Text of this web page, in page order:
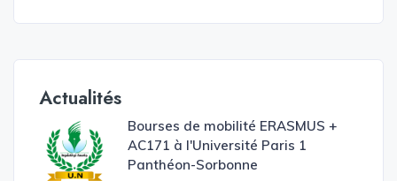
Actualités
Bourses de mobilité ERASMUS +
AC171 à l'Université Paris 1
Panthéon-Sorbonne